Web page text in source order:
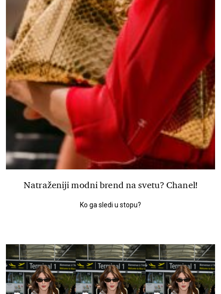
Natraženiji modni brend na svetu? Chanel!
Ko ga sledi u stopu?